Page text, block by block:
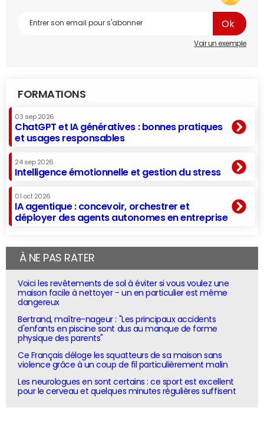
Voir un exemple
FORMATIONS
03 sep 2026
ChatGPT et IA génératives : bonnes pratiques
et usages responsables
24 sep 2026
Intelligence émotionnelle et gestion du stress
01 oct 2026
IA agentique : concevoir, orchestrer et
déployer des agents autonomes en entreprise
À NE PAS RATER
Voici les revêtements de sol à éviter si vous voulez une
maison facile à nettoyer - un en particulier est même
dangereux
Bertrand, maître-nageur : "Les principaux accidents
d'enfants en piscine sont dus au manque de forme
physique des parents"
Ce Français déloge les squatteurs de sa maison sans
violence grâce à un coup de fil particulièrement malin
Les neurologues en sont certains : ce sport est excellent
pour le cerveau et quelques minutes régulières suffisent